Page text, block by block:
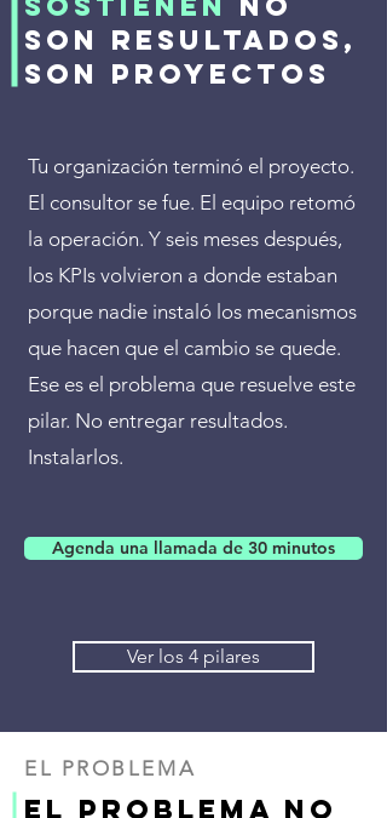
son resultados,
son proyectos
Tu organización terminó el proyecto.
El consultor se fue. El equipo retomó
la operación. Y seis meses después,
los KPIs volvieron a donde estaban
porque nadie instaló los mecanismos
que hacen que el cambio se quede.
Ese es el problema que resuelve este
pilar. No entregar resultados.
Instalarlos.
Agenda una llamada de 30 minutos
Ver los 4 pilares
EL PROBLEMA
El problema no